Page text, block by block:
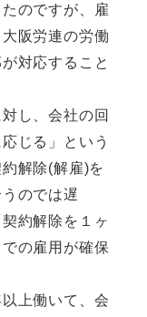
のですが、雇
阪労連の労働
対応すること
し、会社の回
じる」という
解除(解雇)を
のでは遅
約解除を１ヶ
の雇用が確保
上働いて、会